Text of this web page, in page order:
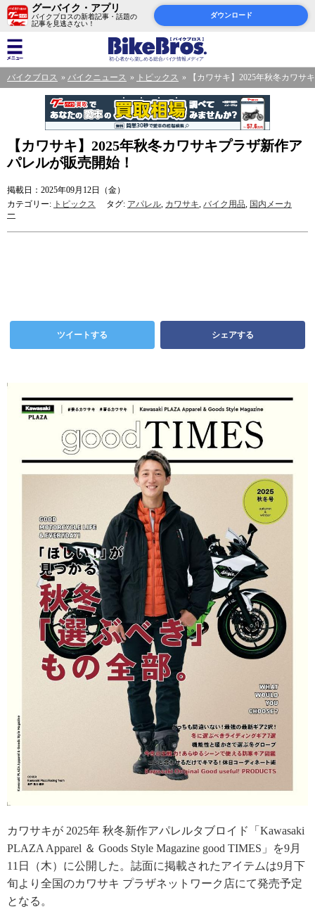
グーバイク・アプリ
バイクブロスの新着記事・話題の
記事を見逃さない！
ダウンロード
バイクブロス バイクニュース トピックス 【カワサキ】2025年秋冬カワサ
【カワサキ】2025年秋冬カワサキプラザ新作ア
パレルが販売開始！
掲載日：2025年09月12日（金）
カテゴリー: トピックス タグ: アパレル, カワサキ, バイク用品, 国内メーカ
ー
ツイートする シェアする
カワサキが 2025年 秋冬新作アパレルタブロイド「Kawasaki
PLAZA Apparel ＆ Goods Style Magazine good TIMES」を9月
11日（木）に公開した。誌面に掲載されたアイテムは9月下
旬より全国のカワサキ プラザネットワーク店にて発売予定
となる。